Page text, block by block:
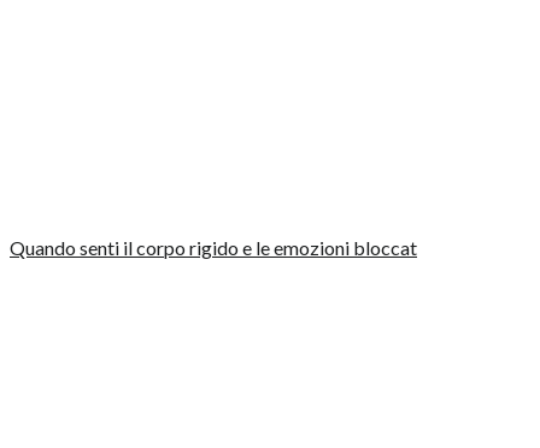
Quando senti il corpo rigido e le emozioni bloccat